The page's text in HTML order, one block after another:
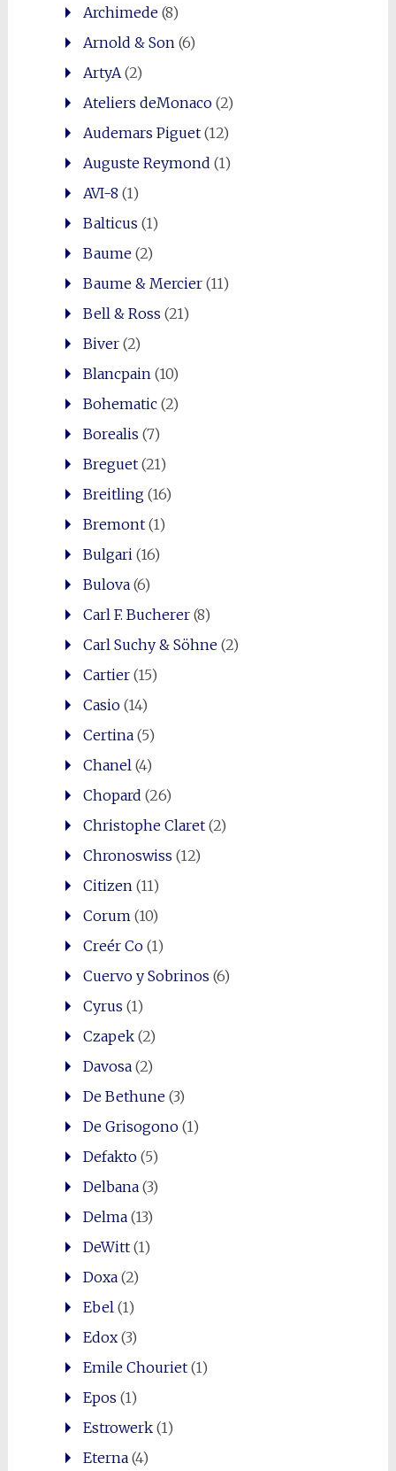
Archimede(8)
Arnold & Son(6)
ArtyA(2)
Ateliers deMonaco(2)
Audemars Piguet(12)
Auguste Reymond (1)
AVI-8 (1)
Balticus (1)
Baume(2)
Baume & Mercier(11)
Bell & Ross (21)
Biver(2)
Blancpain(10)
Bohematic(2)
Borealis (7)
Breguet(21)
Breitling(16)
Bremont(1)
Bulgari(16)
Bulova(6)
Carl F. Bucherer(8)
Carl Suchy & Söhne(2)
Cartier(15)
Casio(14)
Certina(5)
Chanel(4)
Chopard (26)
Christophe Claret(2)
Chronoswiss (12)
Citizen(11)
Corum(10)
Creér Co(1)
Cuervo y Sobrinos (6)
Cyrus (1)
Czapek(2)
Davosa(2)
De Bethune(3)
De Grisogono(1)
Defakto(5)
Delbana(3)
Delma(13)
DeWitt(1)
Doxa(2)
Ebel(1)
Edox(3)
Emile Chouriet(1)
Epos (1)
Estrowerk(1)
Eterna(4)